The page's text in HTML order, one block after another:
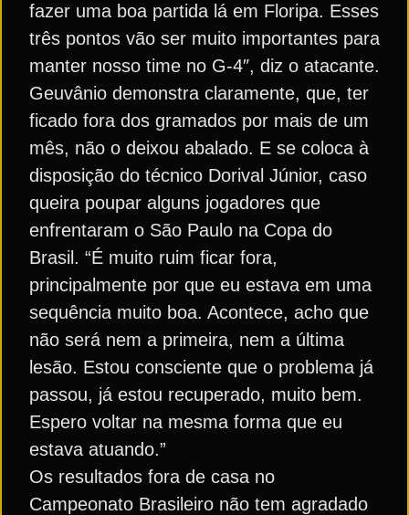
fazer uma boa partida lá em Floripa. Esses
três pontos vão ser muito importantes para
manter nosso time no G-4″, diz o atacante.
Geuvânio demonstra claramente, que, ter
ficado fora dos gramados por mais de um
mês, não o deixou abalado. E se coloca à
disposição do técnico Dorival Júnior, caso
queira poupar alguns jogadores que
enfrentaram o São Paulo na Copa do
Brasil. “É muito ruim ficar fora,
principalmente por que eu estava em uma
sequência muito boa. Acontece, acho que
não será nem a primeira, nem a última
lesão. Estou consciente que o problema já
passou, já estou recuperado, muito bem.
Espero voltar na mesma forma que eu
estava atuando.”
Os resultados fora de casa no
Campeonato Brasileiro não tem agradado